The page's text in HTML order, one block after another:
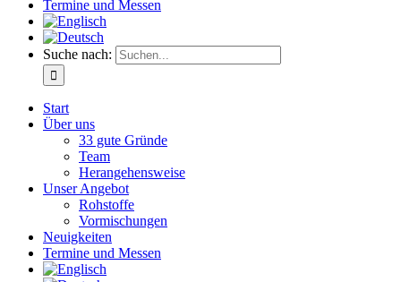
Termine und Messen
Suche nach:
Start
Über uns
33 gute Gründe
Team
Herangehensweise
Unser Angebot
Rohstoffe
Vormischungen
Neuigkeiten
Termine und Messen